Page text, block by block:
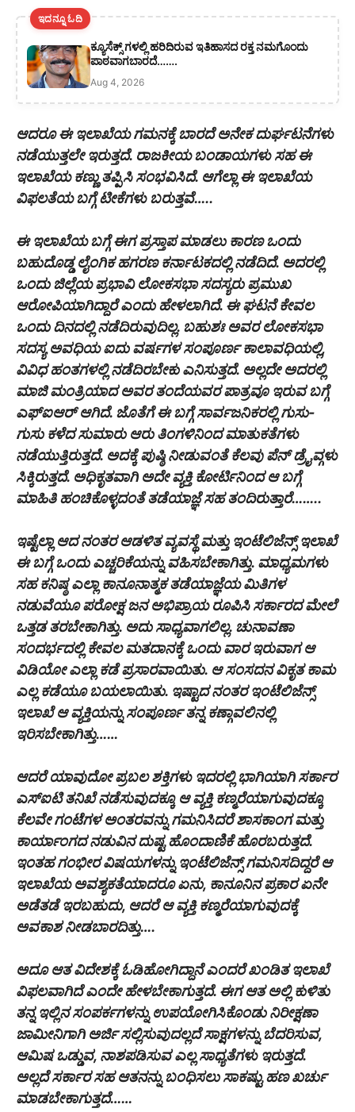
ಇದನ್ನೂ ಓದಿ
ಕ್ಯೂಸೆಕ್ಸ್ ಗಳಲ್ಲಿ ಹರಿದಿರುವ ಇತಿಹಾಸದ ರಕ್ತ ನಮಗೊಂದು
ಪಾಠವಾಗಬಾರದೆ…….
Aug 4, 2026
ಆದರೂ ಈ ಇಲಾಖೆಯ ಗಮನಕ್ಕೆ ಬಾರದೆ ಅನೇಕ ದುರ್ಘಟನೆಗಳು
ನಡೆಯುತ್ತಲೇ ಇರುತ್ತದೆ. ರಾಜಕೀಯ ಬಂಡಾಯಗಳು ಸಹ ಈ
ಇಲಾಖೆಯ ಕಣ್ಣು ತಪ್ಪಿಸಿ ಸಂಭವಿಸಿದೆ. ಆಗೆಲ್ಲಾ ಈ ಇಲಾಖೆಯ
ವಿಫಲತೆಯ ಬಗ್ಗೆ ಟೀಕೆಗಳು ಬರುತ್ತವೆ…..
ಈ ಇಲಾಖೆಯ ಬಗ್ಗೆ ಈಗ ಪ್ರಸ್ತಾಪ ಮಾಡಲು ಕಾರಣ ಒಂದು
ಬಹುದೊಡ್ಡ ಲೈಂಗಿಕ ಹಗರಣ ಕರ್ನಾಟಕದಲ್ಲಿ ನಡೆದಿದೆ. ಅದರಲ್ಲಿ
ಒಂದು ಜಿಲ್ಲೆಯ ಪ್ರಭಾವಿ ಲೋಕಸಭಾ ಸದಸ್ಯರು ಪ್ರಮುಖ
ಆರೋಪಿಯಾಗಿದ್ದಾರೆ ಎಂದು ಹೇಳಲಾಗಿದೆ. ಈ ಘಟನೆ ಕೇವಲ
ಒಂದು ದಿನದಲ್ಲಿ ನಡೆದಿರುವುದಿಲ್ಲ. ಬಹುಶಃ ಅವರ ಲೋಕಸಭಾ
ಸದಸ್ಯ ಅವಧಿಯ ಐದು ವರ್ಷಗಳ ಸಂಪೂರ್ಣ ಕಾಲಾವಧಿಯಲ್ಲಿ,
ವಿವಿಧ ಹಂತಗಳಲ್ಲಿ ನಡೆದಿರಬೇಕು ಎನಿಸುತ್ತದೆ. ಅಲ್ಲದೇ ಅದರಲ್ಲಿ
ಮಾಜಿ ಮಂತ್ರಿಯಾದ ಅವರ ತಂದೆಯವರ ಪಾತ್ರವೂ ಇರುವ ಬಗ್ಗೆ
ಎಫ್ಐಆರ್ ಆಗಿದೆ. ಜೊತೆಗೆ ಈ ಬಗ್ಗೆ ಸಾರ್ವಜನಿಕರಲ್ಲಿ ಗುಸು-
ಗುಸು ಕಳೆದ ಸುಮಾರು ಆರು ತಿಂಗಳಿನಿಂದ ಮಾತುಕತೆಗಳು
ನಡೆಯುತ್ತಿರುತ್ತದೆ. ಅದಕ್ಕೆ ಪುಷ್ಠಿ ನೀಡುವಂತೆ ಕೆಲವು ಪೆನ್ ಡ್ರೈವ್ಗಳು
ಸಿಕ್ಕಿರುತ್ತದೆ. ಅಧಿಕೃತವಾಗಿ ಅದೇ ವ್ಯಕ್ತಿ ಕೋರ್ಟಿನಿಂದ ಆ ಬಗ್ಗೆ
ಮಾಹಿತಿ ಹಂಚಿಕೊಳ್ಳದಂತೆ ತಡೆಯಾಜ್ಞೆ ಸಹ ತಂದಿರುತ್ತಾರೆ……..
ಇಷ್ಟೆಲ್ಲಾ ಆದ ನಂತರ ಆಡಳಿತ ವ್ಯವಸ್ಥೆ ಮತ್ತು ಇಂಟೆಲಿಜೆನ್ಸ್ ಇಲಾಖೆ
ಈ ಬಗ್ಗೆ ಒಂದು ಎಚ್ಚರಿಕೆಯನ್ನು ವಹಿಸಬೇಕಾಗಿತ್ತು. ಮಾಧ್ಯಮಗಳು
ಸಹ ಕನಿಷ್ಠ ಎಲ್ಲಾ ಕಾನೂನಾತ್ಮಕ ತಡೆಯಾಜ್ಞೆಯ ಮಿತಿಗಳ
ನಡುವೆಯೂ ಪರೋಕ್ಷ ಜನ ಅಭಿಪ್ರಾಯ ರೂಪಿಸಿ ಸರ್ಕಾರದ ಮೇಲೆ
ಒತ್ತಡ ತರಬೇಕಾಗಿತ್ತು. ಅದು ಸಾಧ್ಯವಾಗಲಿಲ್ಲ. ಚುನಾವಣಾ
ಸಂದರ್ಭದಲ್ಲಿ ಕೇವಲ ಮತದಾನಕ್ಕೆ ಒಂದು ವಾರ ಇರುವಾಗ ಆ
ವಿಡಿಯೋ ಎಲ್ಲಾ ಕಡೆ ಪ್ರಸಾರವಾಯಿತು. ಆ ಸಂಸದನ ವಿಕೃತ ಕಾಮ
ಎಲ್ಲ ಕಡೆಯೂ ಬಯಲಾಯಿತು. ಇಷ್ಟಾದ ನಂತರ ಇಂಟೆಲಿಜೆನ್ಸ್
ಇಲಾಖೆ ಆ ವ್ಯಕ್ತಿಯನ್ನು ಸಂಪೂರ್ಣ ತನ್ನ ಕಣ್ಗಾವಲಿನಲ್ಲಿ
ಇರಿಸಬೇಕಾಗಿತ್ತು……
ಆದರೆ ಯಾವುದೋ ಪ್ರಬಲ ಶಕ್ತಿಗಳು ಇದರಲ್ಲಿ ಭಾಗಿಯಾಗಿ ಸರ್ಕಾರ
ಎಸ್ಐಟಿ ತನಿಖೆ ನಡೆಸುವುದಕ್ಕೂ ಆ ವ್ಯಕ್ತಿ ಕಣ್ಮರೆಯಾಗುವುದಕ್ಕೂ
ಕೆಲವೇ ಗಂಟೆಗಳ ಅಂತರವನ್ನು ಗಮನಿಸಿದರೆ ಶಾಸಕಾಂಗ ಮತ್ತು
ಕಾರ್ಯಾಂಗದ ನಡುವಿನ ದುಷ್ಟ ಹೊಂದಾಣಿಕೆ ಹೊರಬರುತ್ತದೆ.
ಇಂತಹ ಗಂಭೀರ ವಿಷಯಗಳನ್ನು ಇಂಟೆಲಿಜೆನ್ಸ್ ಗಮನಿಸದಿದ್ದರೆ ಆ
ಇಲಾಖೆಯ ಅವಶ್ಯಕತೆಯಾದರೂ ಏನು, ಕಾನೂನಿನ ಪ್ರಕಾರ ಏನೇ
ಅಡೆತಡೆ ಇರಬಹುದು, ಆದರೆ ಆ ವ್ಯಕ್ತಿ ಕಣ್ಮರೆಯಾಗುವುದಕ್ಕೆ
ಅವಕಾಶ ನೀಡಬಾರದಿತ್ತು….
ಅದೂ ಆತ ವಿದೇಶಕ್ಕೆ ಓಡಿಹೋಗಿದ್ದಾನೆ ಎಂದರೆ ಖಂಡಿತ ಇಲಾಖೆ
ವಿಫಲವಾಗಿದೆ ಎಂದೇ ಹೇಳಬೇಕಾಗುತ್ತದೆ. ಈಗ ಆತ ಅಲ್ಲಿ ಕುಳಿತು
ತನ್ನ ಇಲ್ಲಿನ ಸಂಪರ್ಕಗಳನ್ನು ಉಪಯೋಗಿಸಿಕೊಂಡು ನಿರೀಕ್ಷಣಾ
ಜಾಮೀನಿಗಾಗಿ ಅರ್ಜಿ ಸಲ್ಲಿಸುವುದಲ್ಲದೆ ಸಾಕ್ಷಗಳನ್ನು ಬೆದರಿಸುವ,
ಆಮಿಷ ಒಡ್ಡುವ, ನಾಶಪಡಿಸುವ ಎಲ್ಲ ಸಾಧ್ಯತೆಗಳು ಇರುತ್ತದೆ.
ಅಲ್ಲದೆ ಸರ್ಕಾರ ಸಹ ಆತನನ್ನು ಬಂಧಿಸಲು ಸಾಕಷ್ಟು ಹಣ ಖರ್ಚು
ಮಾಡಬೇಕಾಗುತ್ತದೆ……